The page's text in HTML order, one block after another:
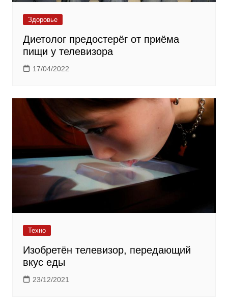
Здоровье
Диетолог предостерёг от приёма
пищи у телевизора
17/04/2022
Техно
Изобретён телевизор, передающий
вкус еды
23/12/2021